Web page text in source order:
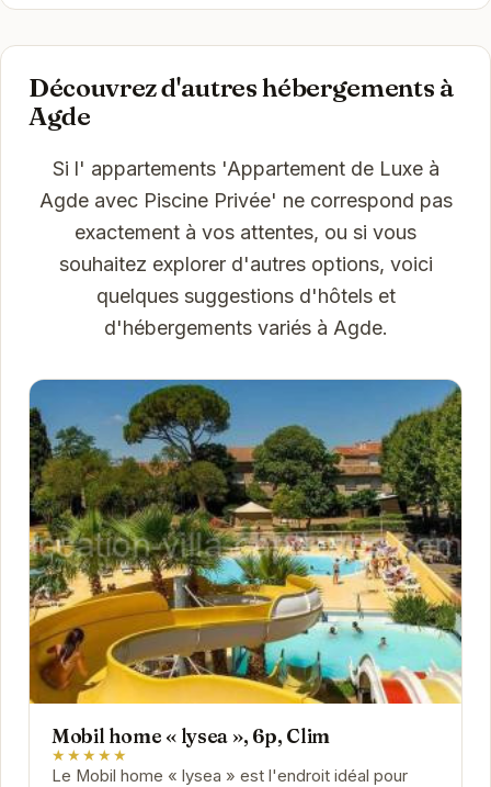
Découvrez d'autres hébergements à
Agde
Si l' appartements 'Appartement de Luxe à
Agde avec Piscine Privée' ne correspond pas
exactement à vos attentes, ou si vous
souhaitez explorer d'autres options, voici
quelques suggestions d'hôtels et
d'hébergements variés à Agde.
Mobil home « lysea », 6p, Clim
★★★★★
Le Mobil home « lysea » est l'endroit idéal pour